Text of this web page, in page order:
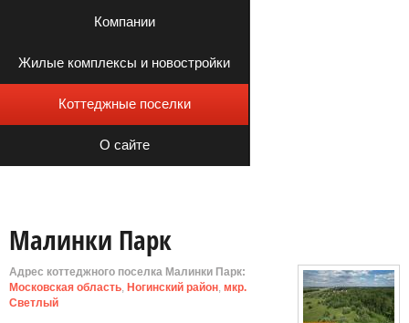
Компании
Жилые комплексы и новостройки
Коттеджные поселки
О сайте
Малинки Парк
Адрес коттеджного поселка Малинки Парк:
Московская область, Ногинский район, мкр.
Светлый